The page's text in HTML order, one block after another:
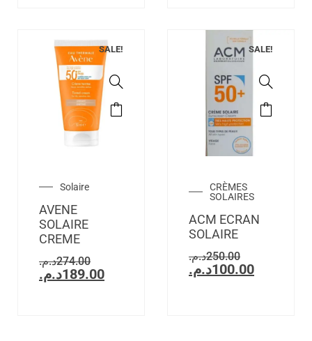
SALE!
Solaire
AVENE
SOLAIRE
CREME
274.00د.م.
189.00د.م.
SALE!
CRÈMES
SOLAIRES
ACM ECRAN
SOLAIRE
250.00د.م.
100.00د.م.